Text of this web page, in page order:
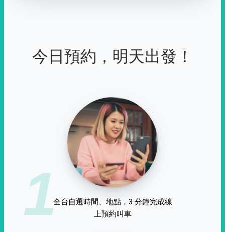
今日預約，明天出發！
1全台自選時間、地點，3 分鐘完成線
上預約叫車